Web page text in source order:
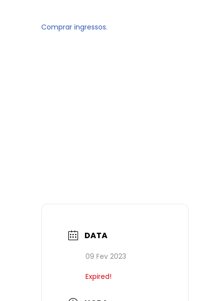
Comprar ingressos.
DATA
09 Fev 2023
Expired!